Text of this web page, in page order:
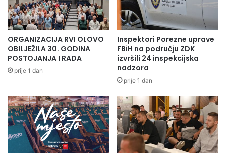
ORGANIZACIJA RVI OLOVO
OBILJEŽILA 30. GODINA
POSTOJANJA I RADA
prije 1 dan
Inspektori Porezne uprave
FBiH na području ZDK
izvršili 24 inspekcijska
nadzora
prije 1 dan